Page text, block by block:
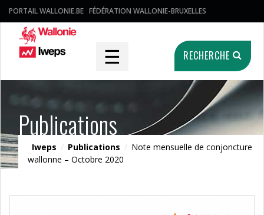
PORTAIL WALLONIE.BE FÉDÉRATION WALLONIE-BRUXELLES
☰ RECHERCHE
Publications
Iweps / Publications / Note mensuelle de conjoncture
wallonne – Octobre 2020